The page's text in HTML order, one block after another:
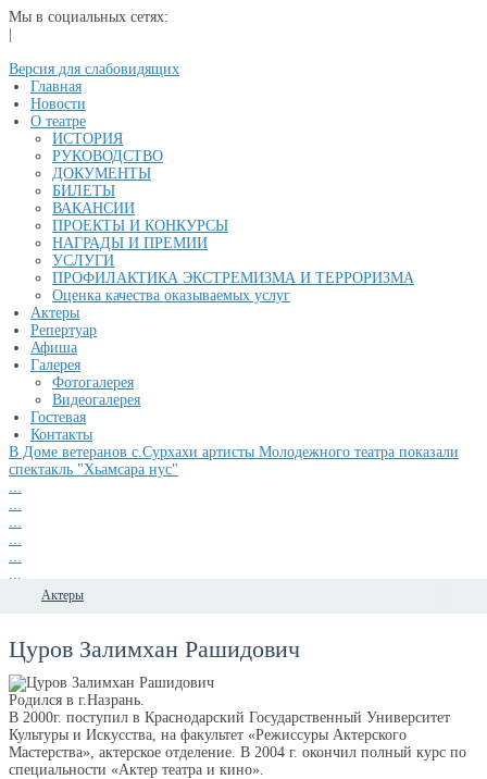
Мы в социальных сетях:
Версия для слабовидящих
Главная
Новости
О театре
ИСТОРИЯ
РУКОВОДСТВО
ДОКУМЕНТЫ
БИЛЕТЫ
ВАКАНСИИ
ПРОЕКТЫ И КОНКУРСЫ
НАГРАДЫ И ПРЕМИИ
УСЛУГИ
ПРОФИЛАКТИКА ЭКСТРЕМИЗМА И ТЕРРОРИЗМА
Оценка качества оказываемых услуг
Актеры
Репертуар
Афиша
Галерея
Фотогалерея
Видеогалерея
Гостевая
Контакты
В Доме ветеранов с.Сурхахи артисты Молодежного театра показали
спектакль "Хьамсара нус"
...
...
...
...
...
...
Актеры
Цуров Залимхан Рашидович
Родился в г.Назрань.
В 2000г. поступил в Краснодарский Государственный Университет
Культуры и Искусства, на факультет «Режиссуры Актерского
Мастерства», актерское отделение. В 2004 г. окончил полный курс по
специальности «Актер театра и кино».